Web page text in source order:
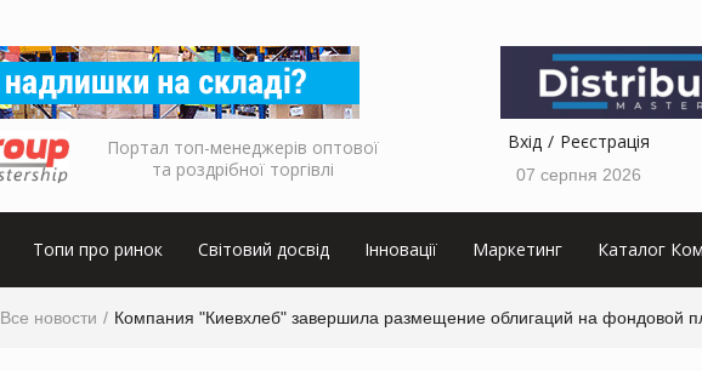
Портал топ-менеджерів оптової
та роздрібної торгівлі
Вхід Реєстрація
07 серпня 2026
Топи про ринок Світовий досвід Інновації Маркетинг Каталог
Все новости Компания "Киевхлеб" завершила размещение облигаций на фондовой